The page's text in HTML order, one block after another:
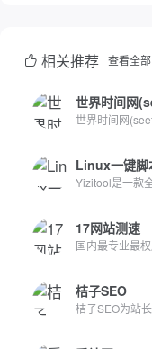
相关推荐 查看全部
17网站测速
桔子SEO